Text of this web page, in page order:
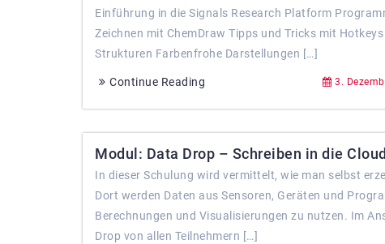
Einführung in die Signals Research Platform
Zeichnen mit ChemDraw Tipps und Tricks mit
Strukturen Farbenfrohe Darstellungen […]
Continue Reading 3.
Modul: Data Drop – Schreiben in die
In dieser Schulung wird vermittelt, wie man selbst
Dort werden Daten aus Sensoren, Geräten und
Berechnungen und Visualisierungen zu nutzen. Im
Drop von allen Teilnehmern […]